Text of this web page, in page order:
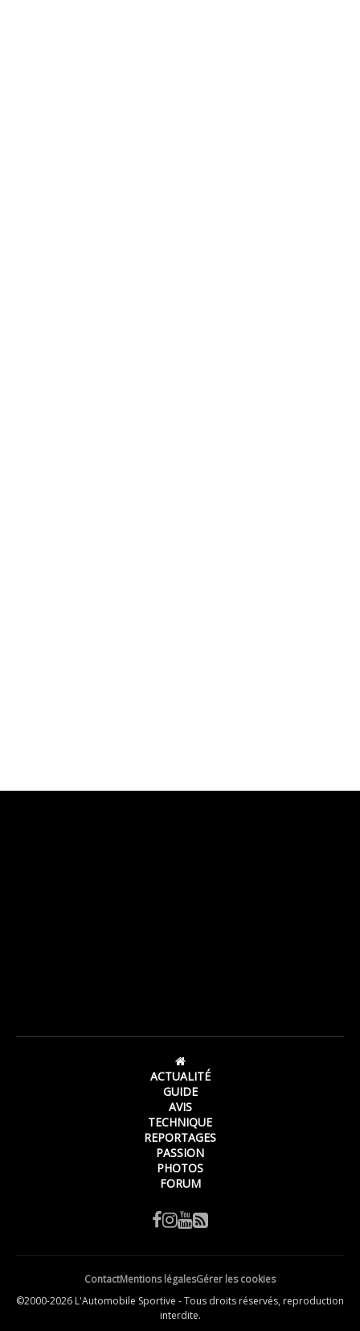
ACTUALITÉ
GUIDE
AVIS
TECHNIQUE
REPORTAGES
PASSION
PHOTOS
FORUM
ContactMentions légalesGérer les cookies
©2000-2026 L'Automobile Sportive - Tous droits réservés, reproduction
interdite.